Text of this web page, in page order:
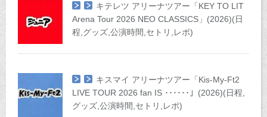
キテレツ アリーナツアー「KEY TO LIT
Arena Tour 2026 NEO CLASSICS」(2026)(日
程,グッズ,公演時間,セトリ,レポ)
キスマイ アリーナツアー「Kis-My-Ft2
LIVE TOUR 2026 fan IS ･･････」(2026)(日程,
グッズ,公演時間,セトリ,レポ)